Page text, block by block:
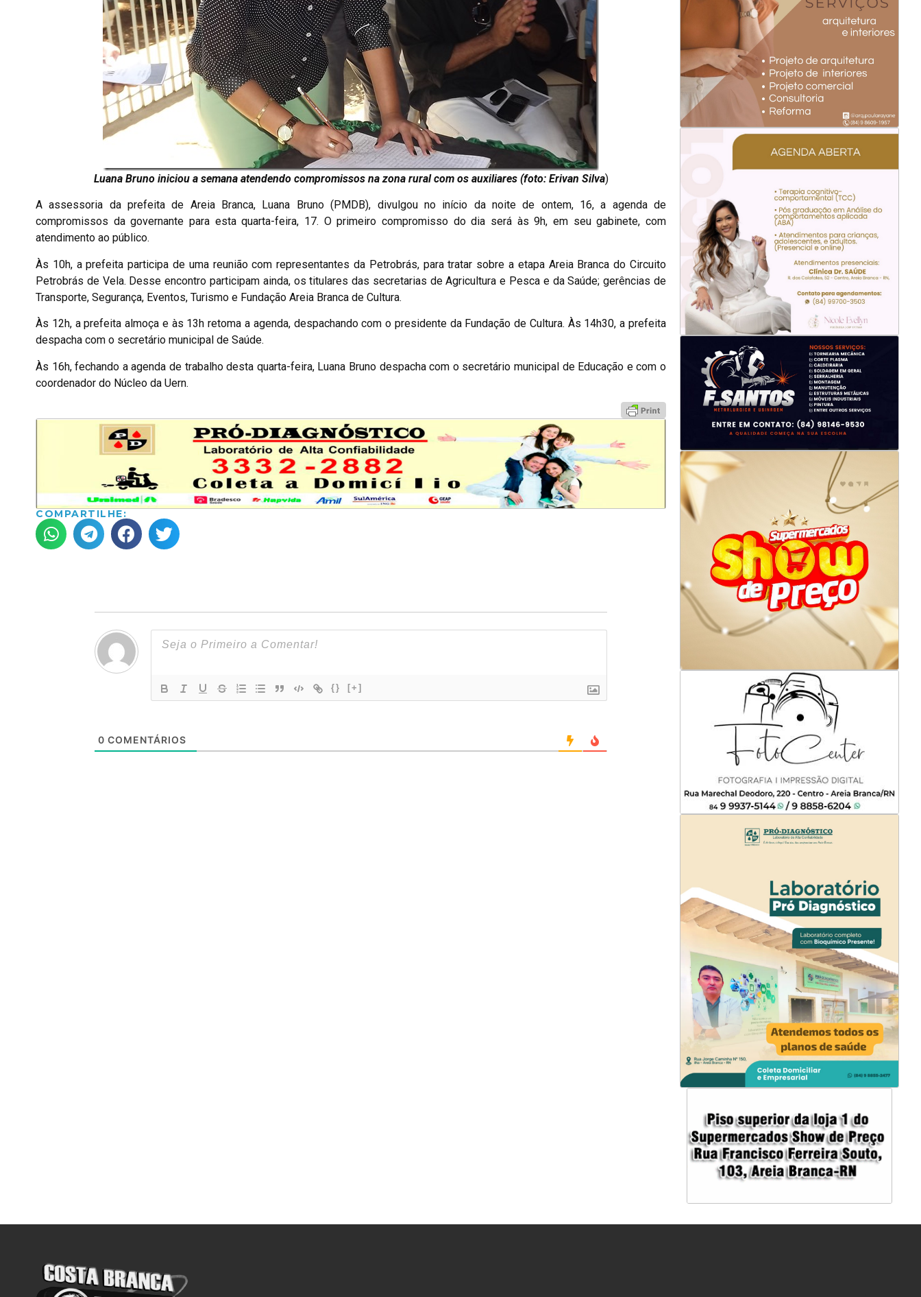
Luana Bruno iniciou a semana atendendo compromissos na zona rural com os auxiliares (foto: Erivan Silva)
A assessoria da prefeita de Areia Branca, Luana Bruno (PMDB), divulgou no início da noite de ontem, 16, a agenda de
compromissos da governante para esta quarta-feira, 17. O primeiro compromisso do dia será às 9h, em seu gabinete, com
atendimento ao público.
Às 10h, a prefeita participa de uma reunião com representantes da Petrobrás, para tratar sobre a etapa Areia Branca do Circuito
Petrobrás de Vela. Desse encontro participam ainda, os titulares das secretarias de Agricultura e Pesca e da Saúde; gerências de
Transporte, Segurança, Eventos, Turismo e Fundação Areia Branca de Cultura.
Às 12h, a prefeita almoça e às 13h retoma a agenda, despachando com o presidente da Fundação de Cultura. Às 14h30, a prefeita
despacha com o secretário municipal de Saúde.
Às 16h, fechando a agenda de trabalho desta quarta-feira, Luana Bruno despacha com o secretário municipal de Educação e com o
coordenador do Núcleo da Uern.
COMPARTILHE:
{} [+]
0 COMENTÁRIOS